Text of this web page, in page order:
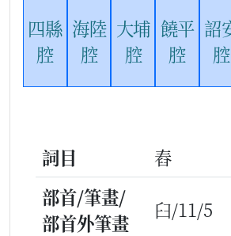
四縣
腔
海陸
腔
大埔
腔
饒平
腔
詔
腔
詞目
舂
部首/筆畫/
部首外筆畫
臼/11/5